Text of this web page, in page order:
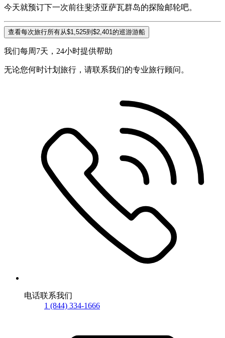
今天就预订下一次前往斐济亚萨瓦群岛的探险邮轮吧。
查看每次旅行所有从$1,525到$2,401的巡游游船
我们每周7天，24小时提供帮助
无论您何时计划旅行，请联系我们的专业旅行顾问。
电话联系我们
1 (844) 334-1666